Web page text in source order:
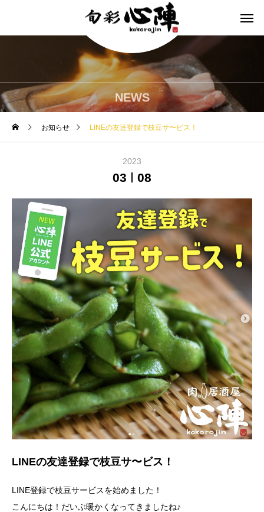
NEWS
お知らせ LINEの友達登録で枝豆サ〜ビス！
2023
03 08
LINEの友達登録で枝豆サ〜ビス！
LINE登録で枝豆サービスを始めました！
こんにちは！だいぶ暖かくなってきましたね♪